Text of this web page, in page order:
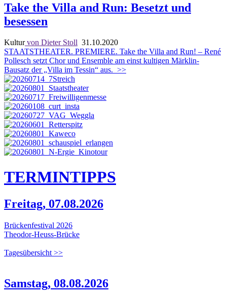
Take the Villa and Run: Besetzt und
besessen
Kulturvon Dieter Stoll 31.10.2020
STAATSTHEATER. PREMIERE. Take the Villa and Run! – René
Pollesch setzt Chor und Ensemble am einst kultigen Märklin-
Bausatz der „Villa im Tessin“ aus. >>
TERMINTIPPS
Freitag, 07.08.2026
Brückenfestival 2026
Theodor-Heuss-Brücke
Tagesübersicht >>
Samstag, 08.08.2026